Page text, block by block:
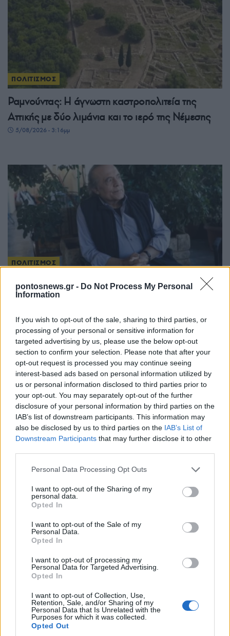
pontosnews.gr - Do Not Process My Personal
Information
If you wish to opt-out of the sale, sharing to third parties, or
processing of your personal or sensitive information for
targeted advertising by us, please use the below opt-out
section to confirm your selection. Please note that after your
opt-out request is processed you may continue seeing
interest-based ads based on personal information utilized by
us or personal information disclosed to third parties prior to
your opt-out. You may separately opt-out of the further
disclosure of your personal information by third parties on the
IAB’s list of downstream participants. This information may
also be disclosed by us to third parties on the IAB’s List of
Downstream Participants that may further disclose it to other
Please note that this website/app uses one or more Google
not limited to your visit or usage behaviour. You may click to
grant or deny consent to Google and its third-party tags to
use your data for below specified purposes in below Google
consent section.
Personal Data Processing Opt Outs
I want to opt-out of the Sharing of my
personal data.
Opted In
I want to opt-out of the Sale of my
Personal Data.
Opted In
I want to opt-out of processing my
Personal Data for Targeted Advertising.
Opted In
I want to opt-out of Collection, Use,
Retention, Sale, and/or Sharing of my
Personal Data that Is Unrelated with the
Purposes for which it was collected.
Opted Out
ΠΟΛΙΤΙΣΜΟΣ
Ραμνούντας: Η άγνωστη καστροπολιτεία της
Αττικής με δύο λιμάνια και το ιερό της Νέμεσης
5/08/2026 - 3:16μμ
ΠΟΛΙΤΙΣΜΟΣ
Την Πέμπτη η κηδεία του Λάκη Χαλκιά στο Α’
Νεκροταφείο Αθηνών
Πέλλα: Το Κάστρο των Μογλενών ανοίγει ξανά
τις πύλες του
4/08/2026 - 9:21πμ
ΠΟΛΙΤΙΣΜΟΣ